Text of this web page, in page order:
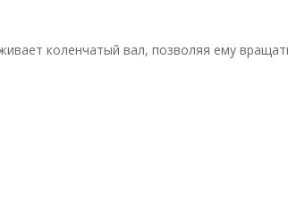
коленчатый вал, позволяя ему